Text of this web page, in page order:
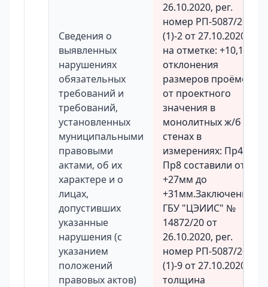
Сведения о
выявленных
нарушениях
обязательных
требований и
требований,
установленных
муниципальными
правовыми
актами, об их
характере и о
лицах,
допустивших
указанные
нарушения (с
указанием
положений
правовых актов)
26.10.2020, рег.
номер РП-5087/20-
(1)-2 от 27.10.2020.
на отметке: +10,130
отклонения
размеров проёмов
от проектного
значения в
монолитных ж/б
стенах в
измерениях: Пр4;
Пр8 составили от
+27мм до
+31мм.Заключение
ГБУ "ЦЭИИС" №
14872/20 от
26.10.2020, рег.
номер РП-5087/20-
(1)-9 от 27.10.2020.
толщина